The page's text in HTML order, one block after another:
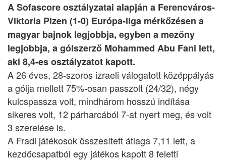
A Sofascore osztályzatai alapján a Ferencváros-
Viktoria Plzen (1-0) Európa-liga mérkőzésen a
magyar bajnok legjobbja, egyben a mezőny
legjobbja, a gólszerző Mohammed Abu Fani lett,
aki 8,4-es osztályzatot kapott.
A 26 éves, 28-szoros izraeli válogatott középpályás
a gólja mellett 75%-osan passzolt (24/32), négy
kulcspassza volt, mindhárom hosszú indítása
sikeres volt, 12 párharcából 7-at nyert meg, és volt
3 szerelése is.
A Fradi játékosok összesített átlaga 7,11 lett, a
kezdőcsapatból egy játékos kapott 8 feletti